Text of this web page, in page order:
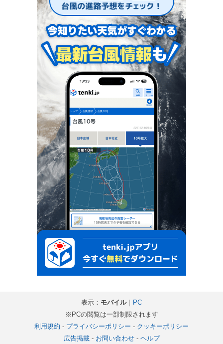
表示： モバイル｜ PC
※PCの閲覧は一部制限されます
利用規約 - プライバシーポリシー - クッキーポリシー
広告掲載- お問い合わせ- ヘルプ